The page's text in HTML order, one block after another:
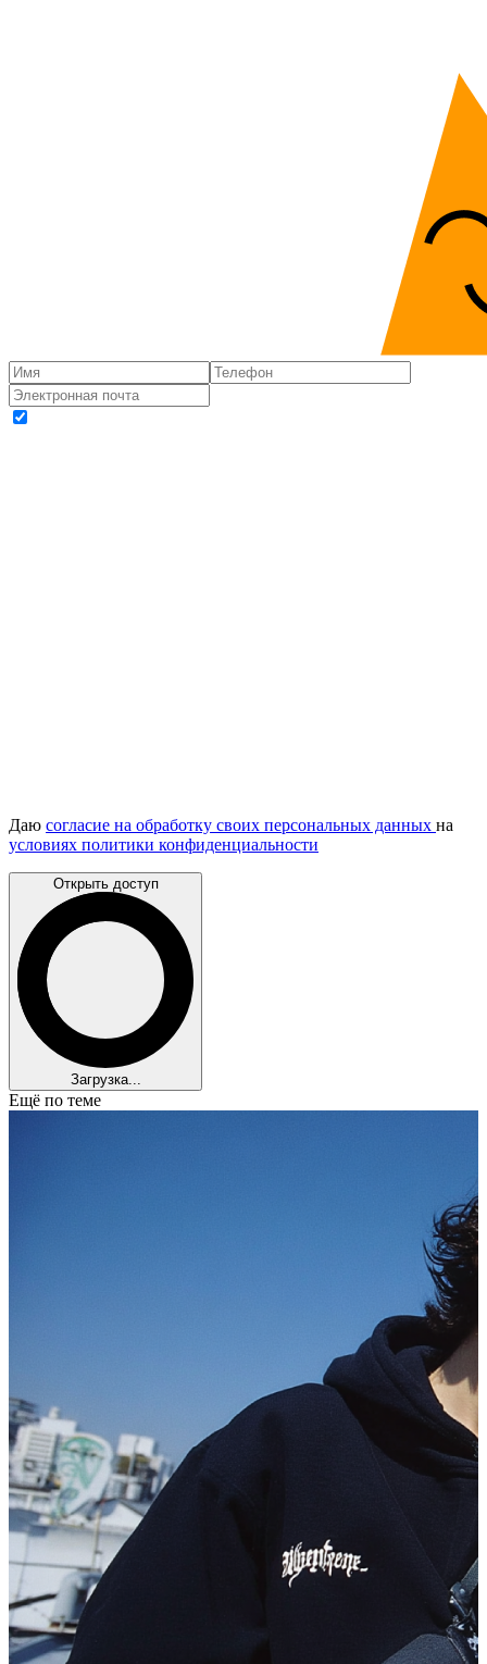
Даю согласие на обработку своих персональных данных на
условиях политики конфиденциальности
Открыть доступ
Загрузка...
Ещё по теме